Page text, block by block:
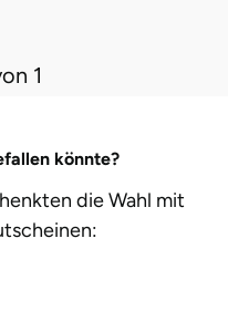
1
könnte?
die Wahl mit